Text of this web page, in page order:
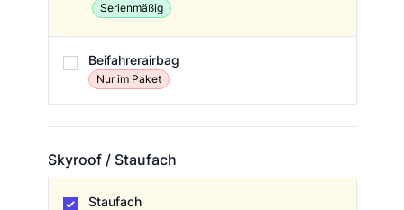
Serienmäßig
Beifahrerairbag
Nur im Paket
Skyroof / Staufach
Staufach